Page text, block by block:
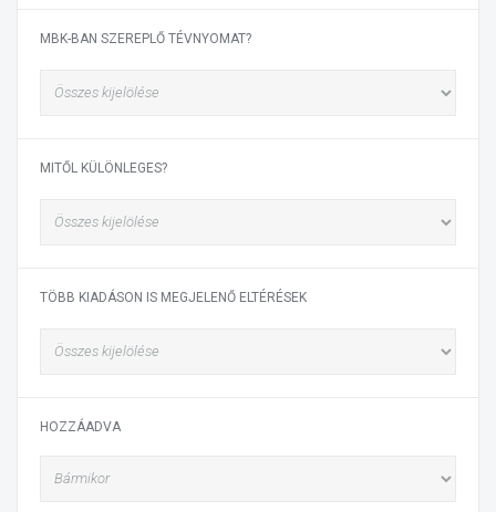
MBK-BAN SZEREPLŐ TÉVNYOMAT?
MITŐL KÜLÖNLEGES?
TÖBB KIADÁSON IS MEGJELENŐ ELTÉRÉSEK
HOZZÁADVA